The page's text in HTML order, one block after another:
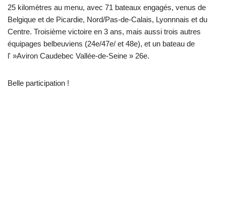
25 kilomètres au menu, avec 71 bateaux engagés, venus de
Belgique et de Picardie, Nord/Pas-de-Calais, Lyonnnais et du
Centre. Troisième victoire en 3 ans, mais aussi trois autres
équipages belbeuviens (24e/47e/ et 48e), et un bateau de
l' »Aviron Caudebec Vallée-de-Seine » 26e.
Belle participation !